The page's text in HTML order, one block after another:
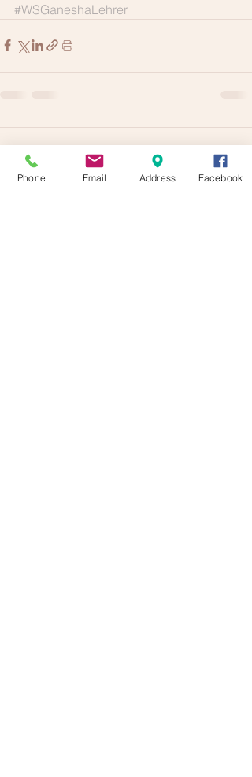
#WSGaneshaLehrer
Kommentare
Phone Email Address Facebook